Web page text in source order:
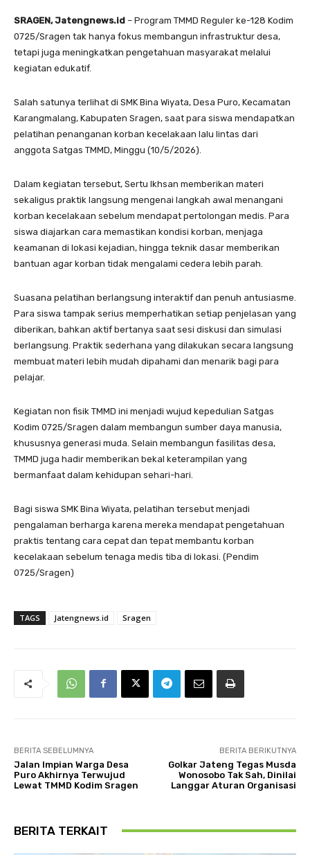
SRAGEN, Jatengnews.id – Program TMMD Reguler ke-128 Kodim
0725/Sragen tak hanya fokus membangun infrastruktur desa,
tetapi juga meningkatkan pengetahuan masyarakat melalui
kegiatan edukatif.
Salah satunya terlihat di SMK Bina Wiyata, Desa Puro, Kecamatan
Karangmalang, Kabupaten Sragen, saat para siswa mendapatkan
pelatihan penanganan korban kecelakaan lalu lintas dari
anggota Satgas TMMD, Minggu (10/5/2026).
Dalam kegiatan tersebut, Sertu Ikhsan memberikan materi
sekaligus praktik langsung mengenai langkah awal menangani
korban kecelakaan sebelum mendapat pertolongan medis. Para
siswa diajarkan cara memastikan kondisi korban, menjaga
keamanan di lokasi kejadian, hingga teknik dasar memberikan
bantuan agar korban tidak mengalami cedera lebih parah.
Suasana pelatihan berlangsung interaktif dan penuh antusiasme.
Para siswa tampak serius memperhatikan setiap penjelasan yang
diberikan, bahkan aktif bertanya saat sesi diskusi dan simulasi
berlangsung. Praktik sederhana yang dilakukan secara langsung
membuat materi lebih mudah dipahami dan menarik bagi para
pelajar.
Kegiatan non fisik TMMD ini menjadi wujud kepedulian Satgas
Kodim 0725/Sragen dalam membangun sumber daya manusia,
khususnya generasi muda. Selain membangun fasilitas desa,
TMMD juga hadir memberikan bekal keterampilan yang
bermanfaat dalam kehidupan sehari-hari.
Bagi siswa SMK Bina Wiyata, pelatihan tersebut menjadi
pengalaman berharga karena mereka mendapat pengetahuan
praktis tentang cara cepat dan tepat membantu korban
kecelakaan sebelum tenaga medis tiba di lokasi. (Pendim
0725/Sragen)
TAGS Jatengnews.id Sragen
BERITA SEBELUMNYA
Jalan Impian Warga Desa
Puro Akhirnya Terwujud
Lewat TMMD Kodim Sragen
BERITA BERIKUTNYA
Golkar Jateng Tegas Musda
Wonosobo Tak Sah, Dinilai
Langgar Aturan Organisasi
BERITA TERKAIT